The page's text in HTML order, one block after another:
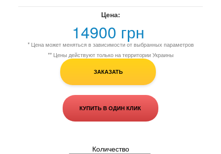
Цена:
14900 грн
* Цена может меняться в зависимости от выбранных параметров
** Цены действуют только на территории Украины
ЗАКАЗАТЬ
КУПИТЬ В ОДИН КЛИК
Количество